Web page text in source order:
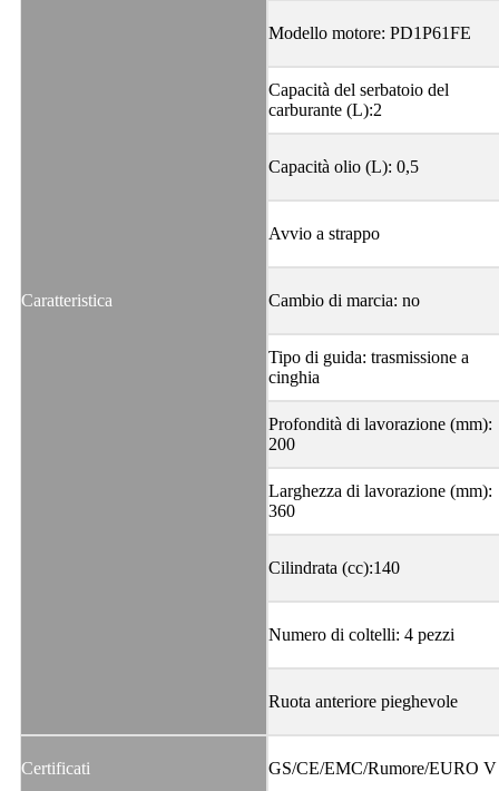
Caratteristica
Modello motore: PD1P61FE
Capacità del serbatoio del
carburante (L):2
Capacità olio (L): 0,5
Avvio a strappo
Cambio di marcia: no
Tipo di guida: trasmissione a
cinghia
Profondità di lavorazione (mm):
200
Larghezza di lavorazione (mm):
360
Cilindrata (cc):140
Numero di coltelli: 4 pezzi
Ruota anteriore pieghevole
Certificati GS/CE/EMC/Rumore/EURO V